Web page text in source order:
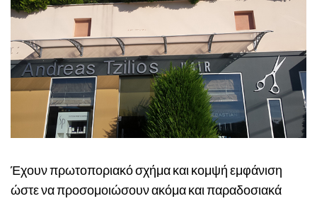
Έχουν πρωτοποριακό σχήμα και κομψή εμφάνιση
ώστε να προσομοιώσουν ακόμα και παραδοσιακά